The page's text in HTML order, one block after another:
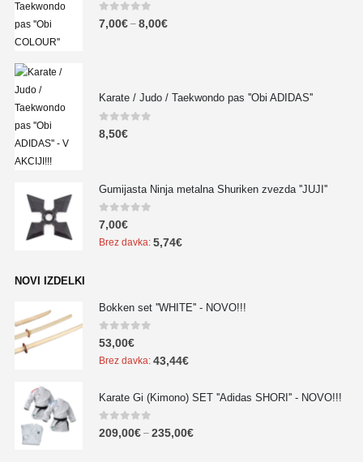
0out of 5
7,00€ – 8,00€
Karate / Judo / Taekwondo pas ''Obi ADIDAS''
0 out of 5
8,50€
Gumijasta Ninja metalna Shuriken zvezda ''JUJI''
0out of 5
7,00€
Brez davka: 5,74€
NOVI IZDELKI
Bokken set ''WHITE'' - NOVO!!!
0out of 5
53,00€
Brez davka: 43,44€
Karate Gi (Kimono) SET ''Adidas SHORI'' - NOVO!!!
0out of 5
209,00€ – 235,00€